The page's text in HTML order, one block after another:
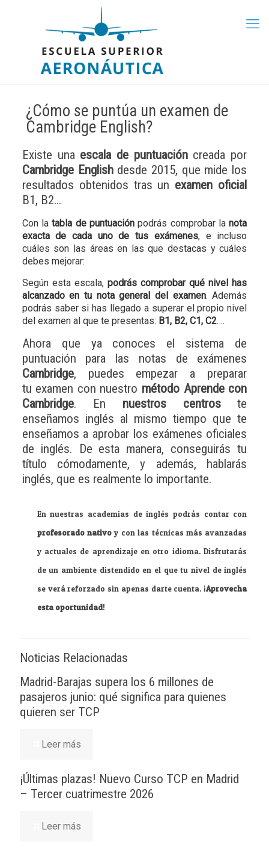
¿Cómo se puntúa un examen de
Cambridge English?
Existe una escala de puntuacióncreada por
Cambridge Englishdesde 2015, que mide los
resultados obtenidos tras un examen oficial
B1, B2…
Con latabla de puntuación podrás comprobar lanota
exacta de cada uno de tus exámenes, e incluso
cuáles son las áreas en las que destacas y cuáles
debes mejorar:
Según esta escala,podrás comprobar qué nivel has
alcanzado en tu nota general del examen. Además
podrás saber si has llegado a superar el propio nivel
del examen al que te presentas: B1, B2, C1, C2….
Ahora que ya conoces el sistema de
puntuación para las notas de exámenes
Cambridge, puedes empezar a preparar
tu examen con nuestro método Aprende con
Cambridge. En nuestros centroste
enseñamos inglés al mismo tiempo que te
enseñamos a aprobar los exámenes oficiales
de inglés. De esta manera, conseguirás tu
título cómodamente, y además, hablarás
inglés, que es realmente lo importante.
En nuestras academias de inglés podrás contar con
profesorado nativoy con las técnicas más avanzadas
y actuales de aprendizaje en otro idioma. Disfrutarás
de un ambiente distendido en el que tu nivel de inglés
se verá reforzado sin apenas darte cuenta. ¡Aprovecha
esta oportunidad!
Noticias Relacionadas
Madrid-Barajas supera los 6 millones de
pasajeros junio: qué significa para quienes
quieren ser TCP
Leer más
¡Últimas plazas! Nuevo Curso TCP en Madrid
– Tercer cuatrimestre 2026
Leer más